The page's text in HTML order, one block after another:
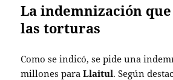
La indemnización
las torturas
Como se indicó, se pide una
millones paraLlaitul. Según